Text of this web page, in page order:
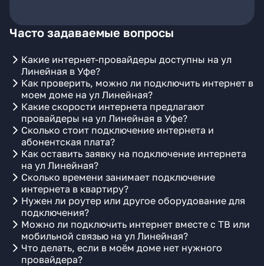
Часто задаваемые вопросы
Какие интернет-провайдеры доступны на ул
Линейная в Уфе?
Как проверить, можно ли подключить интернет в
моем доме на ул Линейная?
Какие скорости интернета предлагают
провайдеры на ул Линейная в Уфе?
Сколько стоит подключение интернета и
абонентская плата?
Как оставить заявку на подключение интернета
на ул Линейная?
Сколько времени занимает подключение
интернета в квартиру?
Нужен ли роутер или другое оборудование для
подключения?
Можно ли подключить интернет вместе с ТВ или
мобильной связью на ул Линейная?
Что делать, если в моём доме нет нужного
провайдера?